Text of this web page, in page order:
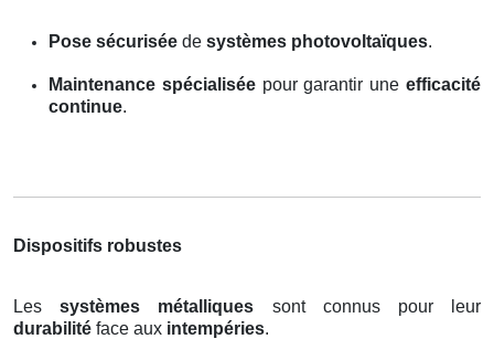
Pose sécurisée de systèmes photovoltaïques.
Maintenance spécialiséepour garantir uneefficacité
continue.
Dispositifs robustes
Lessystèmes métalliques sont connus pour leur
durabilité face aux intempéries.